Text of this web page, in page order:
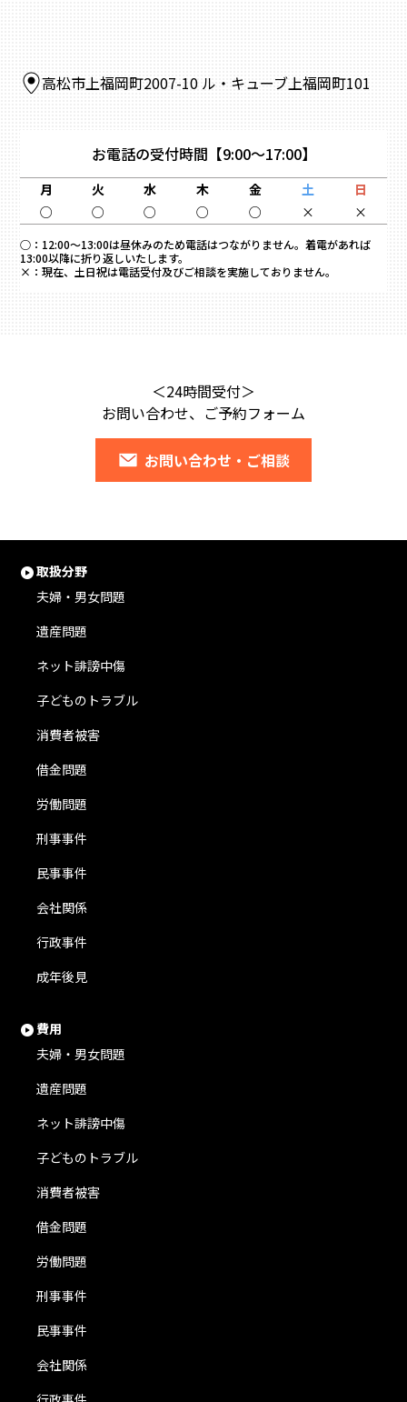
高松市上福岡町2007-10 ル・キューブ上福岡町101
お電話の受付時間 【9:00～17:00】
月 火 水 木 金 土
日
○
○ ○ ○ ○ × ×
○： 12:00～13:00は昼休みのため電話はつながりません。着電があれば
13:00以降に折り返しいたします。
×： 現在、土日祝は電話受付及びご相談を実施しておりません。
＜24時間受付＞
お問い合わせ、ご予約フォーム
お問い合わせ・ご相談
取扱分野
夫婦・男女問題
遺産問題
ネット誹謗中傷
子どものトラブル
消費者被害
借金問題
労働問題
刑事事件
民事事件
会社関係
行政事件
成年後見
費用
夫婦・男女問題
遺産問題
ネット誹謗中傷
子どものトラブル
消費者被害
借金問題
労働問題
刑事事件
民事事件
会社関係